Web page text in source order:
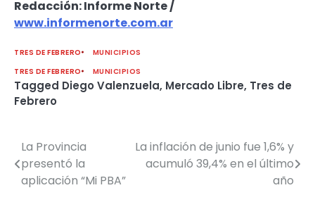
Redacción: Informe Norte /
www.informenorte.com.ar
TRES DE FEBRERO
MUNICIPIOS
TRES DE FEBRERO
MUNICIPIOS
Tagged Diego Valenzuela, Mercado Libre, Tres de
Febrero
Navegación
de
La Provincia
presentó la
aplicación “Mi PBA”
La inflación de junio fue 1,6% y
acumuló 39,4% en el último
año